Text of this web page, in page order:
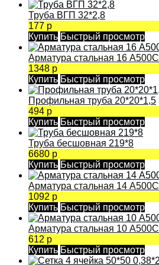
Труба ВГП 32*2,8
177 р
Купить Быстрый просмотр
Арматура стальная 16 А500С
1348 р
Купить Быстрый просмотр
Профильная труба 20*20*1,5
494 р
Купить Быстрый просмотр
Труба бесшовная 219*8
6680 р
Купить Быстрый просмотр
Арматура стальная 14 А500С
1092 р
Купить Быстрый просмотр
Арматура стальная 10 А500С
612 р
Купить Быстрый просмотр